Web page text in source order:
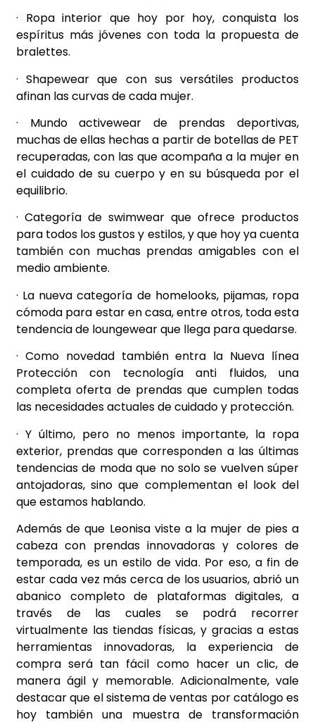
· Ropa interior que hoy por hoy, conquista los
espíritus más jóvenes con toda la propuesta de
bralettes.
· Shapewear que con sus versátiles productos
afinan las curvas de cada mujer.
· Mundo activewear de prendas deportivas,
muchas de ellas hechas a partir de botellas de PET
recuperadas, con las que acompaña a la mujer en
el cuidado de su cuerpo y en su búsqueda por el
equilibrio.
· Categoría de swimwear que ofrece productos
para todos los gustos y estilos, y que hoy ya cuenta
también con muchas prendas amigables con el
medio ambiente.
· La nueva categoría de homelooks, pijamas, ropa
cómoda para estar en casa, entre otros, toda esta
tendencia de loungewear que llega para quedarse.
· Como novedad también entra la Nueva línea
Protección con tecnología anti fluidos, una
completa oferta de prendas que cumplen todas
las necesidades actuales de cuidado y protección.
· Y último, pero no menos importante, la ropa
exterior, prendas que corresponden a las últimas
tendencias de moda que no solo se vuelven súper
antojadoras, sino que complementan el look del
que estamos hablando.
Además de que Leonisa viste a la mujer de pies a
cabeza con prendas innovadoras y colores de
temporada, es un estilo de vida. Por eso, a fin de
estar cada vez más cerca de los usuarios, abrió un
abanico completo de plataformas digitales, a
través de las cuales se podrá recorrer
virtualmente las tiendas físicas, y gracias a estas
herramientas innovadoras, la experiencia de
compra será tan fácil como hacer un clic, de
manera ágil y memorable. Adicionalmente, vale
destacar que el sistema de ventas por catálogo es
hoy también una muestra de transformación